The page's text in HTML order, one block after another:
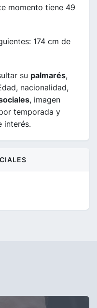
momento tiene 49
174 cm de
su palmarés,
nacionalidad,
, imagen
temporada y
interés.